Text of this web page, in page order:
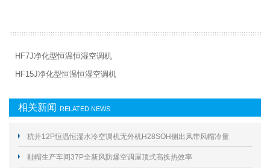
HF7J净化型恒温恒湿空调机
HF15J净化型恒温恒湿空调机
相关新闻 RELATED NEWS
杭井12P恒温恒湿水冷空调机无外机H28SOH侧出风带风帽冷量
29.6KW
鞋帽生产车间37P全新风防爆空调屋顶式高换热效率